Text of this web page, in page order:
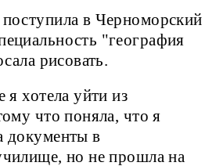
в Черноморский
"география
рисовать.
я хотела уйти из
что поняла, что я
документы в
но не прошла на